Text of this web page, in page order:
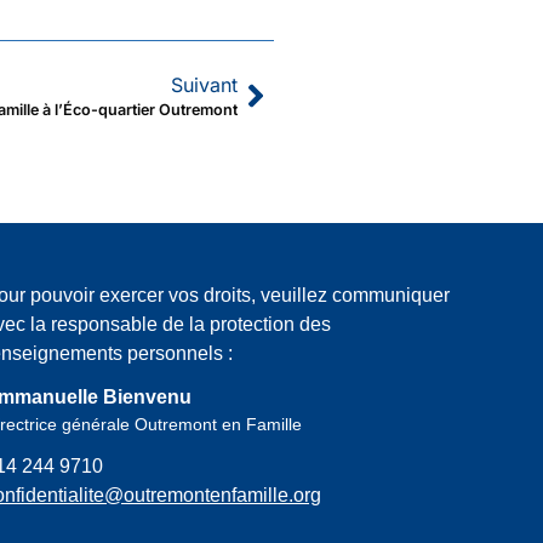
Suivant
à l’Éco-quartier Outremont
pouvoir exercer vos droits, veuillez communiquer
la responsable de la protection des
personnels :
Bienvenu
générale Outremont en Famille
244 9710